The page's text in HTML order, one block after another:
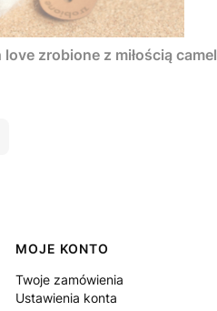
zrobione z miłością camel
MOJE KONTO
Twoje zamówienia
Ustawienia konta